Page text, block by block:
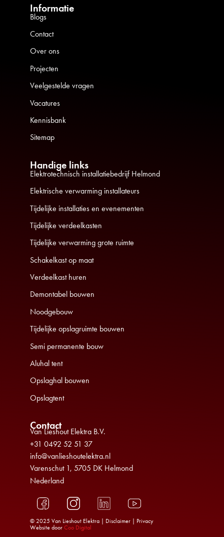
Informatie
Blogs
Contact
Over ons
Projecten
Veelgestelde vragen
Vacatures
Kennisbank
Sitemap
Handige links
Elektrotechnisch installatiebedrijf Helmond
Elektrische verwarming installateurs
Tijdelijke installaties en evenementen
Tijdelijke verdeelkasten
Tijdelijke verwarming grote ruimte
Schakelkast op maat
Verdeelkast huren
Demontabel bouwen
Noodgebouw
Tijdelijke opslagruimte bouwen
Semi permanente bouw
Aluhal tent
Opslaghal bouwen
Opslagtent
Contact
Van Lieshout Elektra B.V.
+31 0492 52 51 37
info@vanlieshoutelektra.nl
Varenschut 1, 5705 DK Helmond
Nederland
© 2025 Van Lieshout Elektra | Disclaimer
Privacy
Website door Coo Digital